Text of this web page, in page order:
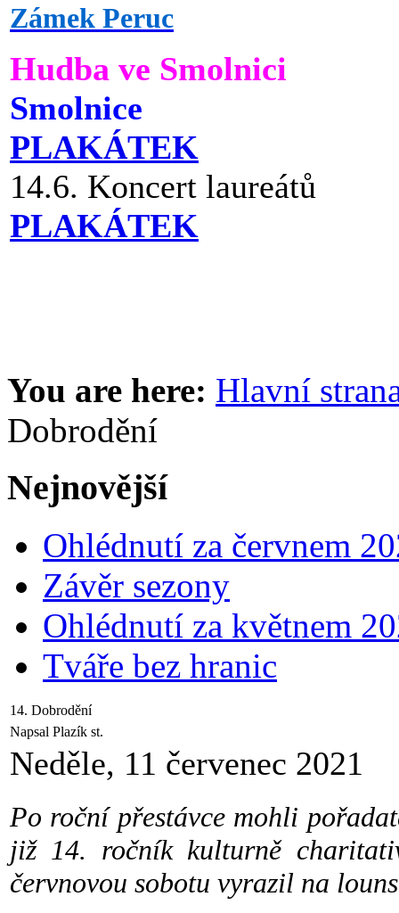
Zámek Peruc
Hudba ve Smolnici
Smolnice
PLAKÁTEK
14.6. Koncert laureátů
PLAKÁTEK
You are here: Hlavní
Dobrodění
Nejnovější
Ohlédnutí za červnem
Závěr sezony
Ohlédnutí za květnem
Tváře bez hranic
14. Dobrodění
Napsal Plazík st.
Neděle, 11 červenec 2021
Po roční přestávce mohli
již 14. ročník kulturně
červnovou sobotu vyrazil na